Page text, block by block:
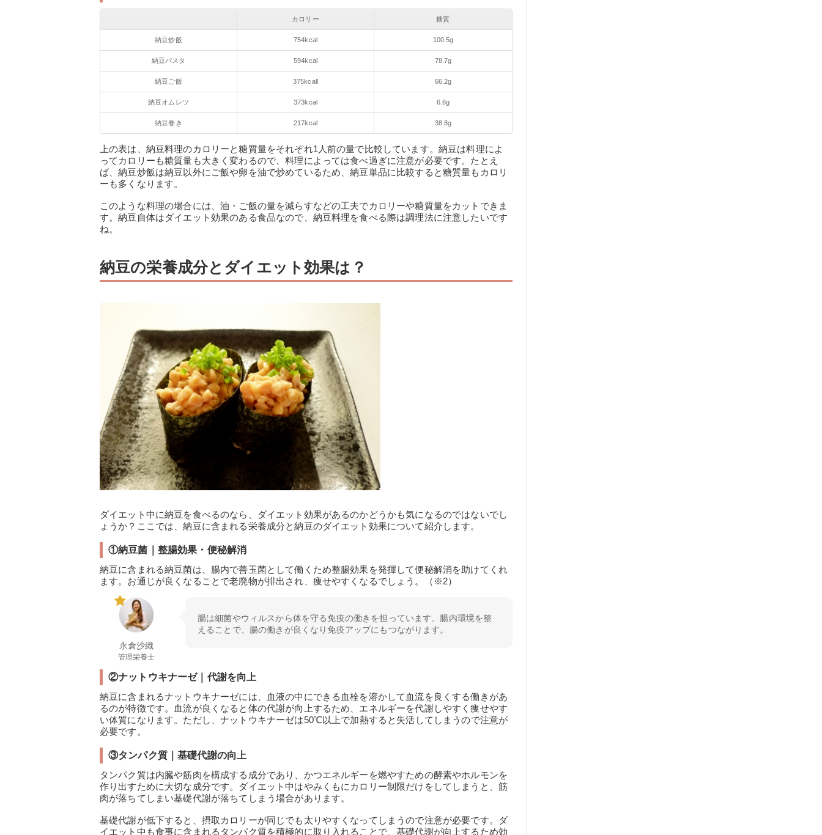
カロリー 糖質
納豆炒飯 754kcal 100.5g
納豆パスタ 594kcal 78.7g
納豆ご飯 375kcall 66.2g
納豆オムレツ 373kcal 6.6g
納豆巻き 217kcal 38.8g
上の表は、納豆料理のカロリーと糖質量をそれぞれ1人前の量で比較しています。納豆は料理によ
ってカロリーも糖質量も大きく変わるので、料理によっては食べ過ぎに注意が必要です。たとえ
ば、納豆炒飯は納豆以外にご飯や卵を油で炒めているため、納豆単品に比較すると糖質量もカロリ
ーも多くなります。
このような料理の場合には、油・ご飯の量を減らすなどの工夫でカロリーや糖質量をカットできま
す。納豆自体はダイエット効果のある食品なので、納豆料理を食べる際は調理法に注意したいです
ね。
納豆の栄養成分とダイエット効果は？
ダイエット中に納豆を食べるのなら、ダイエット効果があるのかどうかも気になるのではないでし
ょうか？ここでは、納豆に含まれる栄養成分と納豆のダイエット効果について紹介します。
①納豆菌｜整腸効果・便秘解消
納豆に含まれる納豆菌は、腸内で善玉菌として働くため整腸効果を発揮して便秘解消を助けてくれ
ます。お通じが良くなることで老廃物が排出され、痩せやすくなるでしょう。（※2）
永倉沙織
管理栄養士
腸は細菌やウィルスから体を守る免疫の働きを担っています。腸内環境を整
えることで、腸の働きが良くなり免疫アップにもつながります。
②ナットウキナーゼ｜代謝を向上
納豆に含まれるナットウキナーゼには、血液の中にできる血栓を溶かして血流を良くする働きがあ
るのが特徴です。血流が良くなると体の代謝が向上するため、エネルギーを代謝しやすく痩せやす
い体質になります。ただし、ナットウキナーゼは50℃以上で加熱すると失活してしまうので注意が
必要です。
③タンパク質｜基礎代謝の向上
タンパク質は内臓や筋肉を構成する成分であり、かつエネルギーを燃やすための酵素やホルモンを
作り出すために大切な成分です。ダイエット中はやみくもにカロリー制限だけをしてしまうと、筋
肉が落ちてしまい基礎代謝が落ちてしまう場合があります。
基礎代謝が低下すると、摂取カロリーが同じでも太りやすくなってしまうので注意が必要です。ダ
イエット中も食事に含まれるタンパク質を積極的に取り入れることで、基礎代謝が向上するため効